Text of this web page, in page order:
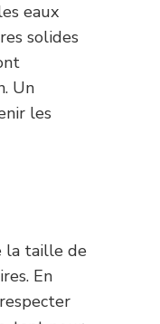
eaux
solides
Un
les
la taille de
En